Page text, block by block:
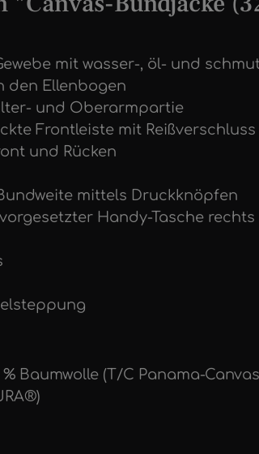
mit wasser-, öl- und
den Ellenbogen
und Oberarmpartie
Frontleiste mit
und Rücken
mittels Druckknöpfen
Handy-Tasche rechts
Baumwolle (T/C Panama-